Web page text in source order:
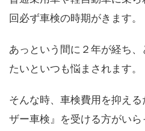
回必ず車検の時期がきます。
あっという間に２年が経ち
たいといつも悩まされます。
そんな時、車検費用を抑え
ザー車検』を受ける方がいら